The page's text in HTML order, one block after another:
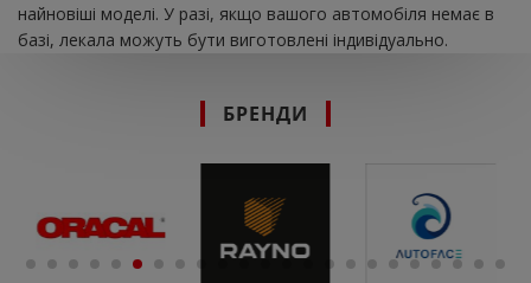
найновіші моделі. У разі, якщо вашого автомобіля немає в
базі, лекала можуть бути виготовлені індивідуально.
БРЕНДИ